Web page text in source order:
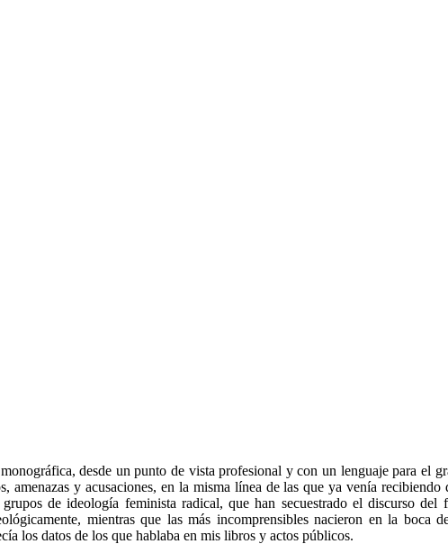
desde un punto de vista profesional y con un lenguaje para el
y acusaciones, en la misma línea de las que ya venía
de ideología feminista radical, que han secuestrado el discurso
mientras que las más incomprensibles nacieron en la boca
los datos de los que hablaba en mis libros y actos públicos.